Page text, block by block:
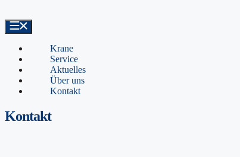
Krane
Service
Aktuelles
Über uns
Kontakt
Kontakt